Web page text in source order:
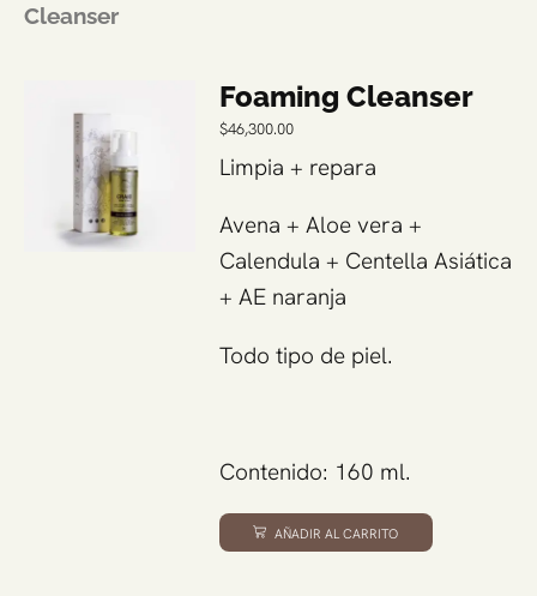
Cleanser
Foaming Cleanser
$46,300.00
Limpia + repara
Avena + Aloe vera +
Calendula + Centella Asiática
+ AE naranja
Todo tipo de piel.
Contenido: 160 ml.
AÑADIR AL CARRITO